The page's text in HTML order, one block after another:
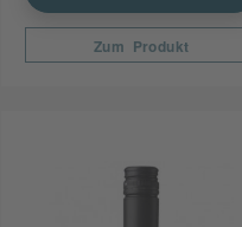
Zum Produkt